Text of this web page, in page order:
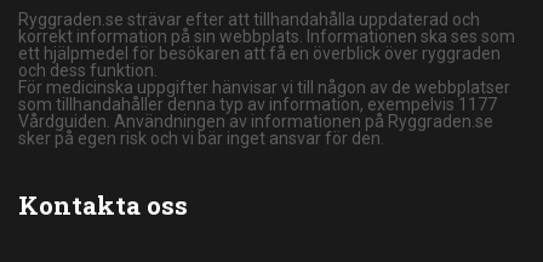
Ryggraden.se strävar efter att tillhandahålla uppdaterad och
korrekt information på sin webbplats. Informationen ska ses som
ett hjälpmedel för besökaren att få en överblick över ryggraden
och dess funktion.
För medicinska uppgifter hänvisar vi till någon av de webbplatser
som tillhandahåller denna typ av information, exempelvis 1177
Vårdguiden. Användningen av informationen på Ryggraden.se
sker på egen risk och vi bär inget ansvar för den.
Kontakta oss